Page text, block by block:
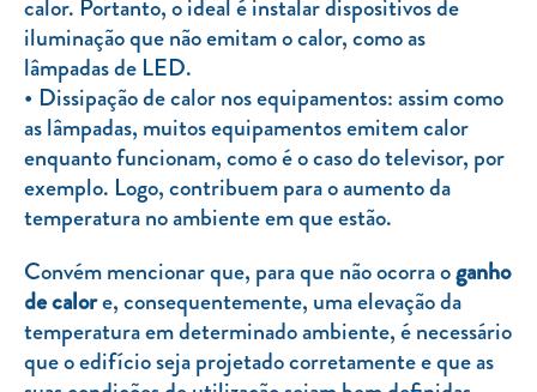
calor. Portanto, o ideal é instalar dispositivos de
iluminação que não emitam o calor, como as
lâmpadas de LED.
Dissipação de calor nos equipamentos: assim como
as lâmpadas, muitos equipamentos emitem calor
enquanto funcionam, como é o caso do televisor, por
exemplo. Logo, contribuem para o aumento da
temperatura no ambiente em que estão.
Convém mencionar que, para que não ocorra oganho
de calore, consequentemente, uma elevação da
temperatura em determinado ambiente, é necessário
que o edifício seja projetado corretamente e que as